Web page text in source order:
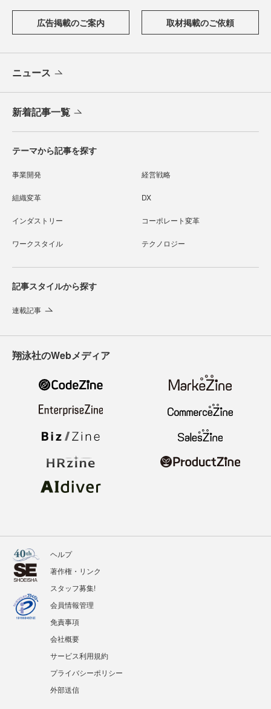
広告掲載のご案内 取材掲載のご依頼
ニュース
新着記事一覧
テーマから記事を探す
事業開発 経営戦略
組織変革 DX
インダストリー コーポレート変革
ワークスタイル テクノロジー
記事スタイルから探す
連載記事
翔泳社のWebメディア
ヘルプ
著作権・リンク
スタッフ募集!
会員情報管理
免責事項
会社概要
サービス利用規約
プライバシーポリシー
外部送信